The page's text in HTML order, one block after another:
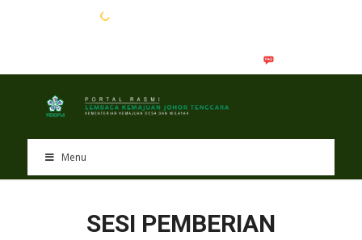
Menu
SESI PEMBERIAN